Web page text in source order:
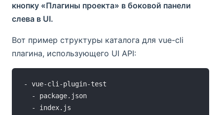
кнопку «Плагины проекта» в боковой панели
слева в UI.
Вот пример структуры каталога для vue-cli
плагина, использующего UI API:
- vue-cli-plugin-test
  - package.json
  - index.js